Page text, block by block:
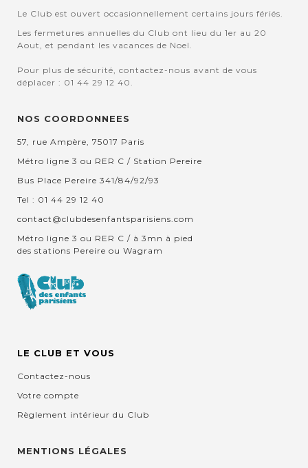
Le Club est ouvert occasionnellement certains jours fériés.
Les fermetures annuelles du Club ont lieu du 1er au 20
Aout, et pendant les vacances de Noel.
Pour plus de sécurité, contactez-nous avant de vous
déplacer : 01 44 29 12 40.
NOS COORDONNEES
57, rue Ampère, 75017 Paris
Métro ligne 3 ou RER C / Station Pereire
Bus Place Pereire 341/84/92/93
Tel : 01 44 29 12 40
contact@clubdesenfantsparisiens.com
Métro ligne 3 ou RER C / à 3mn à pied
des stations Pereire ou Wagram
LE CLUB ET VOUS
Contactez-nous
Votre compte
Règlement intérieur du Club
MENTIONS LÉGALES